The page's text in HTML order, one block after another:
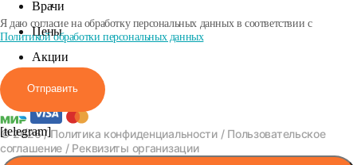
Врачи
Цены
Акции
Вакансии
© 2026 /Политика конфиденциальности/ Пользовательское
соглашение / Реквизиты организации
Я даю согласие на обработку персональных данных в соответствии с
Политикой обработки персональных данных
Отправить
[telegram]